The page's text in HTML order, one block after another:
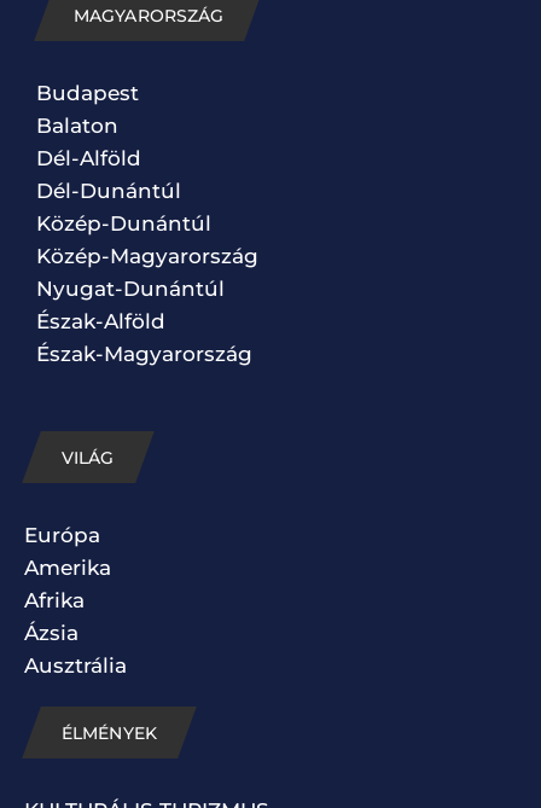
MAGYARORSZÁG
Budapest
Balaton
Dél-Alföld
Dél-Dunántúl
Közép-Dunántúl
Közép-Magyarország
Nyugat-Dunántúl
Észak-Alföld
Észak-Magyarország
VILÁG
Európa
Amerika
Afrika
Ázsia
Ausztrália
ÉLMÉNYEK